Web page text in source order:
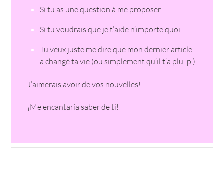
Si tu as une question à me proposer
Si tu voudrais que je t’aide n’importe quoi
Tu veux juste me dire que mon dernier article
a changé ta vie (ou simplement qu’il t’a plu :p )
J’aimerais avoir de vos nouvelles!
¡Me encantaría saber de ti!